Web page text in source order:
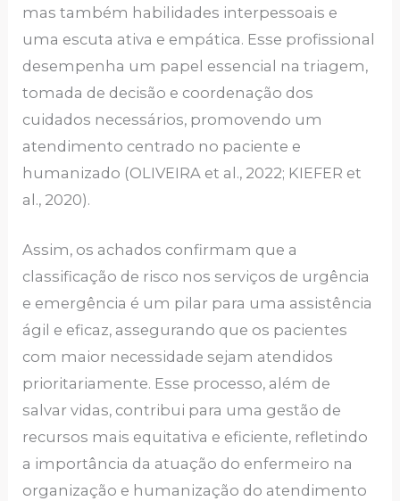
mas também habilidades interpessoais e
uma escuta ativa e empática. Esse profissional
desempenha um papel essencial na triagem,
tomada de decisão e coordenação dos
cuidados necessários, promovendo um
atendimento centrado no paciente e
humanizado (OLIVEIRA et al., 2022; KIEFER et
al., 2020).
Assim, os achados confirmam que a
classificação de risco nos serviços de urgência
e emergência é um pilar para uma assistência
ágil e eficaz, assegurando que os pacientes
com maior necessidade sejam atendidos
prioritariamente. Esse processo, além de
salvar vidas, contribui para uma gestão de
recursos mais equitativa e eficiente, refletindo
a importância da atuação do enfermeiro na
organização e humanização do atendimento